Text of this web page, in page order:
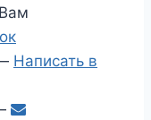
Написать в